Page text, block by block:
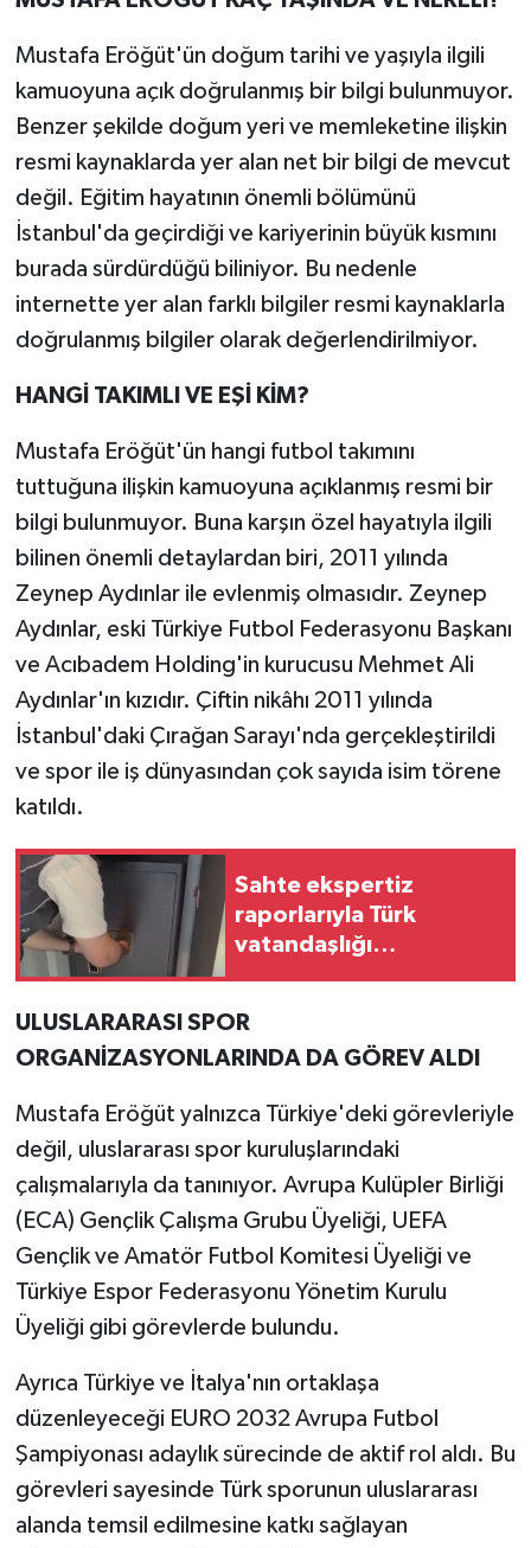
Mustafa Eröğüt'ün doğum tarihi ve yaşıyla ilgili
kamuoyuna açık doğrulanmış bir bilgi bulunmuyor.
Benzer şekilde doğum yeri ve memleketine ilişkin
resmi kaynaklarda yer alan net bir bilgi de mevcut
değil. Eğitim hayatının önemli bölümünü
İstanbul'da geçirdiği ve kariyerinin büyük kısmını
burada sürdürdüğü biliniyor. Bu nedenle
internette yer alan farklı bilgiler resmi kaynaklarla
doğrulanmış bilgiler olarak değerlendirilmiyor.
HANGİ TAKIMLI VE EŞİ KİM?
Mustafa Eröğüt'ün hangi futbol takımını
tuttuğuna ilişkin kamuoyuna açıklanmış resmi bir
bilgi bulunmuyor. Buna karşın özel hayatıyla ilgili
bilinen önemli detaylardan biri, 2011 yılında
Zeynep Aydınlar ile evlenmiş olmasıdır. Zeynep
Aydınlar, eski Türkiye Futbol Federasyonu Başkanı
ve Acıbadem Holding'in kurucusu Mehmet Ali
Aydınlar'ın kızıdır. Çiftin nikâhı 2011 yılında
İstanbul'daki Çırağan Sarayı'nda gerçekleştirildi
ve spor ile iş dünyasından çok sayıda isim törene
katıldı.
Sahte ekspertiz
raporlarıyla Türk
vatandaşlığı
32 tutuklama
ULUSLARARASI SPOR
ORGANİZASYONLARINDA DA GÖREV ALDI
Mustafa Eröğüt yalnızca Türkiye'deki görevleriyle
değil, uluslararası spor kuruluşlarındaki
çalışmalarıyla da tanınıyor. Avrupa Kulüpler Birliği
(ECA) Gençlik Çalışma Grubu Üyeliği, UEFA
Gençlik ve Amatör Futbol Komitesi Üyeliği ve
Türkiye Espor Federasyonu Yönetim Kurulu
Üyeliği gibi görevlerde bulundu.
Ayrıca Türkiye ve İtalya'nın ortaklaşa
düzenleyeceği EURO 2032 Avrupa Futbol
Şampiyonası adaylık sürecinde de aktif rol aldı. Bu
görevleri sayesinde Türk sporunun uluslararası
alanda temsil edilmesine katkı sağlayan